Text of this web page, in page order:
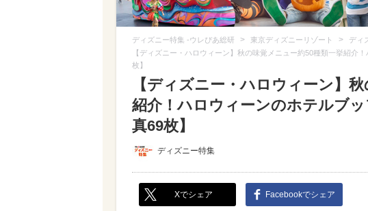
ディズニー特集 -ウレぴあ総研 > 東京ディズニーリゾート > ディ
【ディズニー・ハロウィーン】秋の味覚メニュー約50種類一挙紹介
枚】
【ディズニー・ハロウィーン】
紹介！ハロウィーンのホテルブ
真69枚】
ディズニー特集
Xでシェア Facebookでシェア